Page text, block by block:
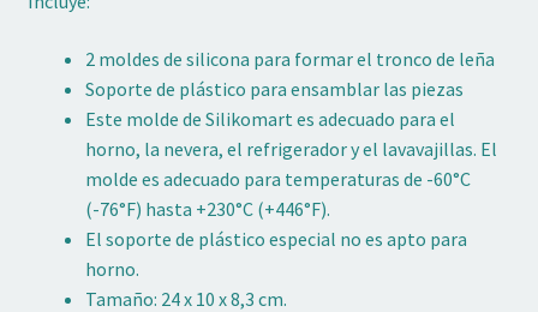
2 moldes de silicona para formar el tronco de leña
Soporte de plástico para ensamblar las piezas
Este molde de Silikomart es adecuado para el
horno, la nevera, el refrigerador y el lavavajillas. El
molde es adecuado para temperaturas de -60°C
(-76°F) hasta +230°C (+446°F).
El soporte de plástico especial no es apto para
horno.
Tamaño: 24 x 10 x 8,3 cm.